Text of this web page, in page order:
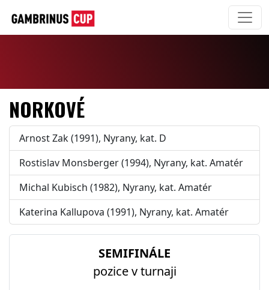
NORKOVÉ
Arnost Zak (1991), Nyrany, kat. D
Rostislav Monsberger (1994), Nyrany, kat. Amatér
Michal Kubisch (1982), Nyrany, kat. Amatér
Katerina Kallupova (1991), Nyrany, kat. Amatér
SEMIFINÁLE
pozice v turnaji